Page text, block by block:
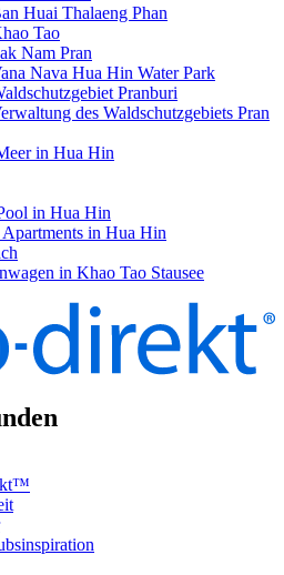
Huai Thalaeng Phan
Tao
Nam Pran
Nava Hua Hin Water Park
Pranburi
des Waldschutzgebiets Pran
in Hua Hin
in Hua Hin
in Hua Hin
in Khao Tao Stausee